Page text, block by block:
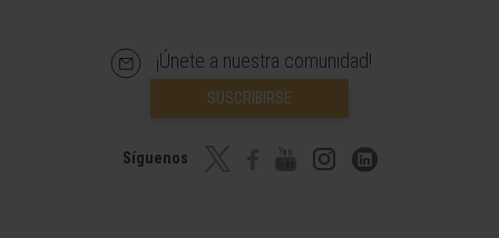
¡Únete a nuestra comunidad!
SUSCRIBIRSE
Síguenos